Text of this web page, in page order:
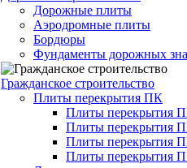
Дорожные плиты
Аэродромные плиты
Бордюры
Фундаменты дорожных
Гражданское строительство
Плиты перекрытия ПК
Плиты перекрытия
Плиты перекрытия
Плиты перекрытия
Плиты перекрытия